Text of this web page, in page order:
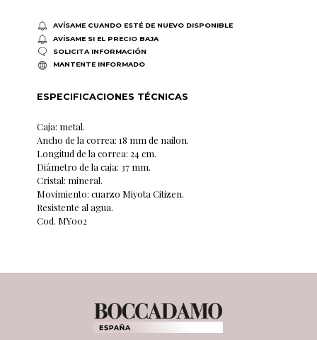
AVÍSAME CUANDO ESTÉ DE NUEVO DISPONIBLE
AVÍSAME SI EL PRECIO BAJA
SOLICITA INFORMACIÓN
MANTENTE INFORMADO
ESPECIFICACIONES TÉCNICAS
Caja: metal.
Ancho de la correa: 18 mm de nailon.
Longitud de la correa: 24 cm.
Diámetro de la caja: 37 mm.
Cristal: mineral.
Movimiento: cuarzo Miyota Citizen.
Resistente al agua.
Cod. MY002